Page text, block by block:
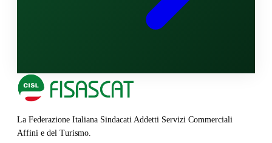
La Federazione Italiana Sindacati Addetti Servizi Commerciali
Affini e del Turismo.